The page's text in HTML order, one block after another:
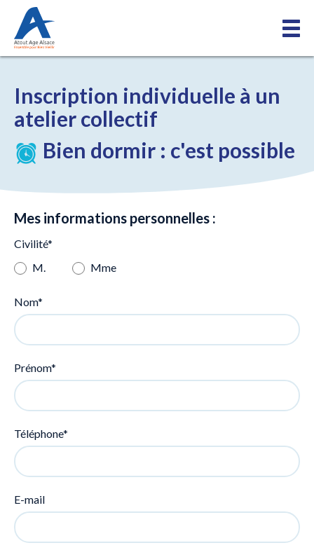
Inscription individuelle à un
atelier collectif
Bien dormir : c'est possible
Mes informations personnelles :
Civilité*
M.
Mme
Nom*
Prénom*
Téléphone*
E-mail